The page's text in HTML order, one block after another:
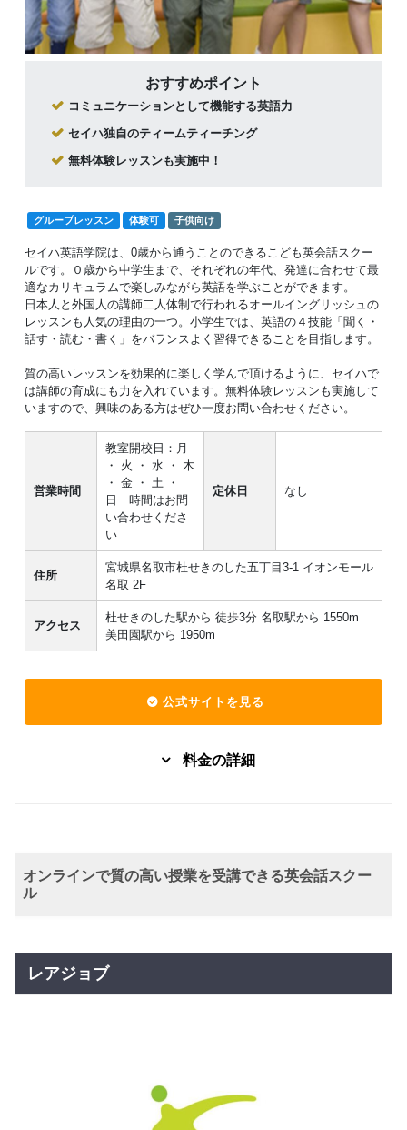
おすすめポイント
コミュニケーションとして機能する英語力
セイハ独自のティームティーチング
無料体験レッスンも実施中！
グループレッスン 体験可 子供向け
セイハ英語学院は、0歳から通うことのできるこども英会話スクー
ルです。０歳から中学生まで、それぞれの年代、発達に合わせて最
適なカリキュラムで楽しみながら英語を学ぶことができます。
日本人と外国人の講師二人体制で行われるオールイングリッシュの
レッスンも人気の理由の一つ。小学生では、英語の４技能「聞く・
話す・読む・書く」をバランスよく習得できることを目指します。
質の高いレッスンを効果的に楽しく学んで頂けるように、セイハで
は講師の育成にも力を入れています。無料体験レッスンも実施して
いますので、興味のある方はぜひ一度お問い合わせください。
営業時間
教室開校日：月
・ 火 ・ 水 ・ 木
・ 金 ・ 土 ・
日 時間はお問
い合わせくださ
い
定休日 なし
住所
宮城県名取市杜せきのした五丁目3-1 イオンモール
名取 2F
アクセス
杜せきのした駅から 徒歩3分 名取駅から 1550m
美田園駅から 1950m
公式サイトを見る
料金の詳細
歳）
歳、2～3
歳）
グループレッスン
円(税込) / 月
オンラインで質の高い授業を受講できる英会話スクー
ル
レアジョブ